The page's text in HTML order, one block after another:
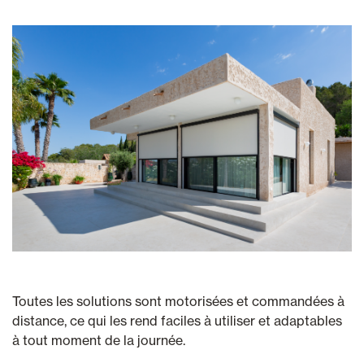
Toutes les solutions sont motorisées et commandées à
distance, ce qui les rend faciles à utiliser et adaptables
à tout moment de la journée.